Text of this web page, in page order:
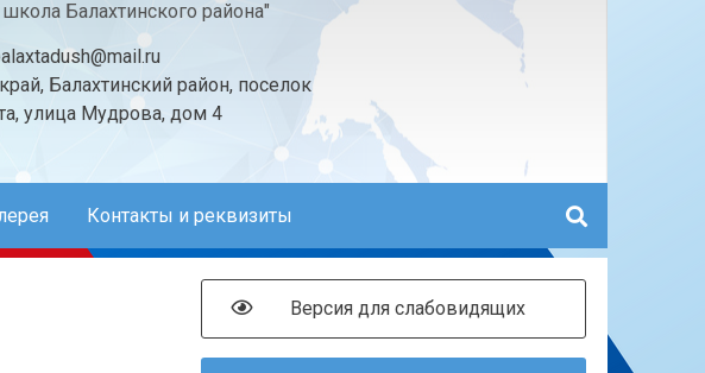
Балахтинского района"
Балахтинский район, поселок
улица Мудрова, дом 4
Контакты и реквизиты
Версия для слабовидящих